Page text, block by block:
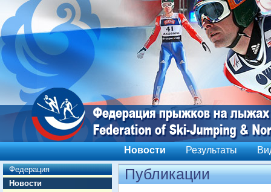
Новости Результаты
Федерация
Новости
Публикации